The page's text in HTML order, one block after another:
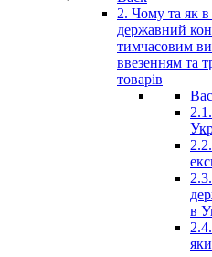
2. Чому та як в
державний
тимчасовим
ввезенням та
товарів
в